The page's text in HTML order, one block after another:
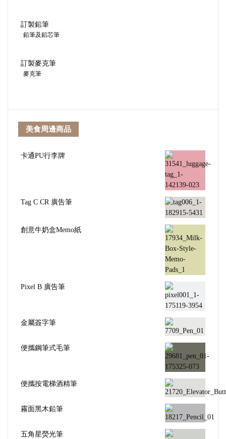
訂製鉛筆
鉛筆及鉛芯筆
訂製麥克筆
麥克筆
美食周邊商品
卡通PU行李牌
Tag C CR 廣告筆
創意牛奶盒Memo紙
Pixel B 廣告筆
金屬簽字筆
便攜鋼筆式毛筆
便攜按電梯酒精筆
霧面黑木鉛筆
五角星熒光筆